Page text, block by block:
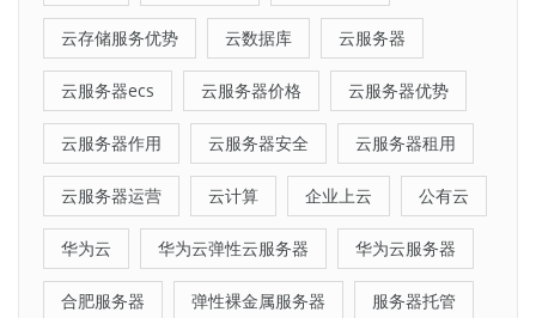
云存储服务优势 云数据库 云服务器
云服务器ecs 云服务器价格 云服务器优势
云服务器作用 云服务器安全 云服务器租用
云服务器运营 云计算 企业上云 公有云
华为云 华为云弹性云服务器 华为云服务器
合肥服务器 弹性裸金属服务器 服务器托管